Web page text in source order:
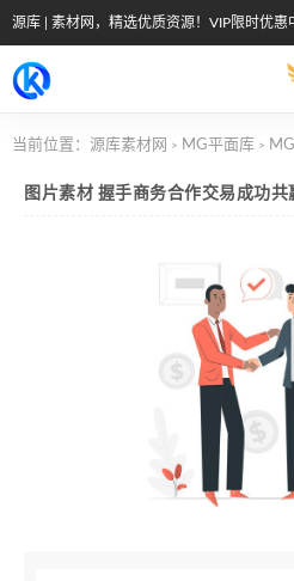
源库 | 素材网，精选优质资源！VIP限时优惠
当前位置： 源库素材网 > MG平面库 >
图片素材 握手商务合作交易成功共